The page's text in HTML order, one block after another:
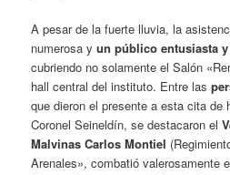
A pesar de la fuerte lluvia, la
numerosa y un público entusiasta
cubriendo no solamente el Salón
hall central del instituto. Entre las
que dieron el presente a esta cita de
Coronel Seineldín, se destacaron el
Malvinas Carlos Montiel
Arenales», combatió valerosamente